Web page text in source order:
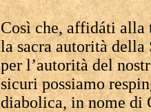
Così che, affidáti alla
la sacra autorità della
per l’autorità del
sicuri possiamo
diabolica, in nome di